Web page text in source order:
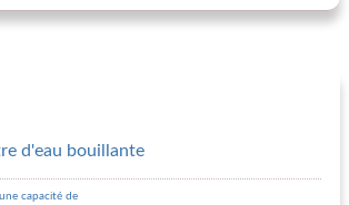
d'eau bouillante
capacité de